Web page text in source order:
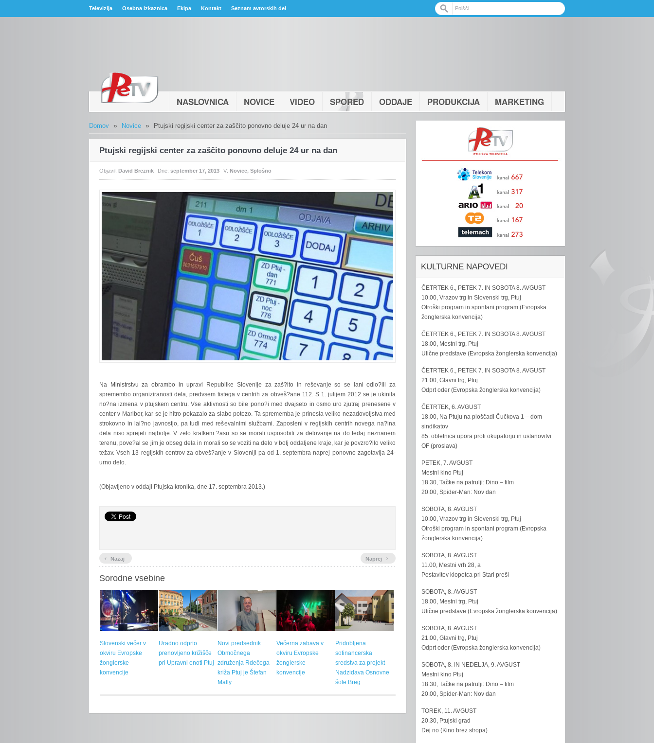
Televizija Osebna izkaznica Ekipa Kontakt Seznam avtorskih del
NASLOVNICA NOVICE VIDEO SPORED ODDAJE PRODUKCIJA MARKETING
Domov » Novice » Ptujski regijski center za zaščito ponovno deluje 24 ur na dan
Ptujski regijski center za zaščito ponovno deluje 24 ur na dan
Objavil: David Breznik Dne: september 17, 2013 V: Novice, Splošno
Na
Ministrstvu za obrambo in upravi Republike Slovenije za zaš?ito in reševanje so se lani odlo?ili za
spremembo organiziranosti dela, predvsem tistega v centrih za obveš?ane 112. S 1. julijem 2012 se je ukinila
no?na izmena v ptujskem centru. Vse aktivnosti so bile pono?i med dvajseto in osmo uro zjutraj prenesene v
center v Maribor, kar se je hitro pokazalo za slabo potezo. Ta sprememba je prinesla veliko nezadovoljstva med
strokovno in lai?no javnostjo, pa tudi med reševalnimi službami. Zaposleni v regijskih centrih novega na?ina
dela niso sprejeli najbolje. V zelo kratkem ?asu so se morali usposobiti za delovanje na do tedaj neznanem
terenu, pove?al se jim je obseg dela in morali so se voziti na delo v bolj oddaljene kraje, kar je povzro?ilo veliko
težav. Vseh 13 regijskih centrov za obveš?anje v Sloveniji pa od 1. septembra naprej ponovno zagotavlja 24-
urno delo.
(Objavljeno v oddaji Ptujska kronika, dne 17. septembra 2013.)
‹ Nazaj Naprej ›
Sorodne vsebine
Slovenski večer v
okviru Evropske
žonglerske
konvencije
Uradno odprto
prenovljeno križišče
pri Upravni enoti Ptuj
Novi predsednik
Območnega
združenja Rdečega
križa Ptuj je Štefan
Mally
Večerna zabava v
okviru Evropske
žonglerske
konvencije
Pridobljena
sofinancerska
sredstva za projekt
Nadzidava Osnovne
šole Breg
KULTURNE NAPOVEDI
ČETRTEK 6., PETEK 7. IN SOBOTA 8. AVGUST
10.00, Vrazov trg in Slovenski trg, Ptuj
Otroški program in spontani program (Evropska
žonglerska konvencija)
ČETRTEK 6., PETEK 7. IN SOBOTA 8. AVGUST
18.00, Mestni trg, Ptuj
Ulične predstave (Evropska žonglerska konvencija)
ČETRTEK 6., PETEK 7. IN SOBOTA 8. AVGUST
21.00, Glavni trg, Ptuj
Odprt oder (Evropska žonglerska konvencija)
ČETRTEK, 6. AVGUST
18.00, Na Ptuju na ploščadi Čučkova 1 – dom
sindikatov
85. obletnica upora proti okupatorju in ustanovitvi
OF (proslava)
PETEK, 7. AVGUST
Mestni kino Ptuj
18.30, Tačke na patrulji: Dino – film
20.00, Spider-Man: Nov dan
SOBOTA, 8. AVGUST
10.00, Vrazov trg in Slovenski trg, Ptuj
Otroški program in spontani program (Evropska
žonglerska konvencija)
SOBOTA, 8. AVGUST
11.00, Mestni vrh 28, a
Postavitev klopotca pri Stari preši
SOBOTA, 8. AVGUST
18.00, Mestni trg, Ptuj
Ulične predstave (Evropska žonglerska konvencija)
SOBOTA, 8. AVGUST
21.00, Glavni trg, Ptuj
Odprt oder (Evropska žonglerska konvencija)
SOBOTA, 8. IN NEDELJA, 9. AVGUST
Mestni kino Ptuj
18.30, Tačke na patrulji: Dino – film
20.00, Spider-Man: Nov dan
TOREK, 11. AVGUST
20.30, Ptujski grad
Dej no (Kino brez stropa)